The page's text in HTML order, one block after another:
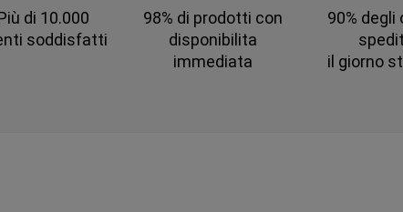
di 10.000
soddisfatti
98% di prodotti con
disponibilita
immediata
90% degli
il giorno